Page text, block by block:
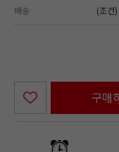
배송 (조건)
구매